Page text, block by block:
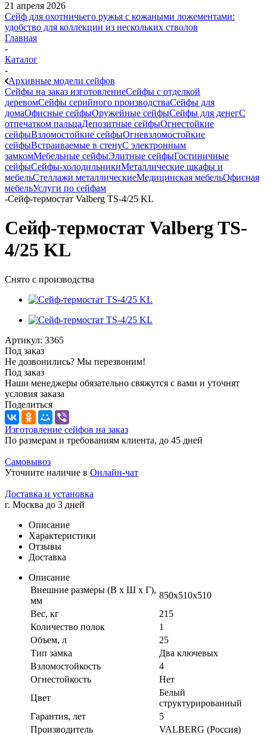
21 апреля 2026
Сейф для охотничьего ружья с кожаными ложементами:
удобство для коллекции из нескольких стволов
Главная
-
Каталог
-
Архивные модели сейфов
Сейфы на заказ изготовлениеСейфы с отделкой
деревомСейфы серийного производстваСейфы для
домаОфисные сейфыОружейные сейфыСейфы для денегС
отпечатком пальцаДепозитные сейфыОгнестойкие
сейфыВзломостойкие сейфыОгневзломостойкие
сейфыВстраиваемые в стенуС электронным
замкомМебельные сейфыЭлитные сейфыГостиничные
сейфыСейфы-холодильникиМеталлические шкафы и
мебельСтеллажи металлическиеМедицинская мебельОфисная
мебельУслуги по сейфам
-Сейф-термостат Valberg TS-4/25 KL
Сейф-термостат Valberg TS-
4/25 KL
Снято с производства
Артикул: 3365
Под заказ
Не дозвонились? Мы перезвоним!
Под заказ
Наши менеджеры обязательно свяжутся с вами и уточнят
условия заказа
Поделиться
Изготовление сейфов на заказ
По размерам и требованиям клиента, до 45 дней
Самовывоз
Уточните наличие в Онлайн-чат
Доставка и установка
г. Москва до 3 дней
Описание
Характеристики
Отзывы
Доставка
Описание
Внешние размеры (В х Ш х Г),
мм
850x510x510
Вес, кг
215
Количество полок
1
Объем, л
25
Тип замка
Два ключевых
Взломостойкость
4
Огнестойкость
Нет
Цвет
Белый
структурированный
Гарантия, лет
5
Производитель
VALBERG (Россия)